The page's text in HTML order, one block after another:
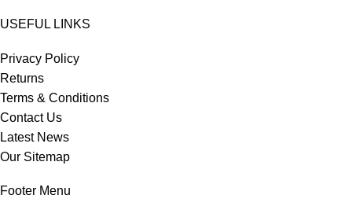
USEFUL LINKS
Privacy Policy
Returns
Terms & Conditions
Contact Us
Latest News
Our Sitemap
Footer Menu